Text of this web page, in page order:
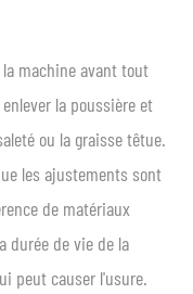
machine avant tout
la poussière et
ou la graisse têtue.
les ajustements sont
de matériaux
durée de vie de la
peut causer l'usure.